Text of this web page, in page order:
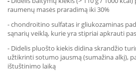
raumenų masės praradimą iki 30%
-chondroitino sulfatas ir gliukozaminas
sąnarių veiklą, kurie yra stipriai apkrauti pas
- Didelis pluošto kiekis didina skrandžio
užtikrinti sotumo jausmą (sumažina alkį),
ištuštinimo laiką